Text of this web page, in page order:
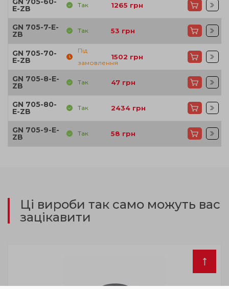
E-ZB Так 1265 грн
GN 705-7-E-
ZB Так 53 грн
GN 705-70-
E-ZB
Під
замовлення
1502 грн
GN 705-8-E-
ZB Так 47 грн
GN 705-80-
E-ZB Так 2434 грн
GN 705-9-E-
ZB Так 58 грн
Ці вироби так само можуть вас
зацікавити